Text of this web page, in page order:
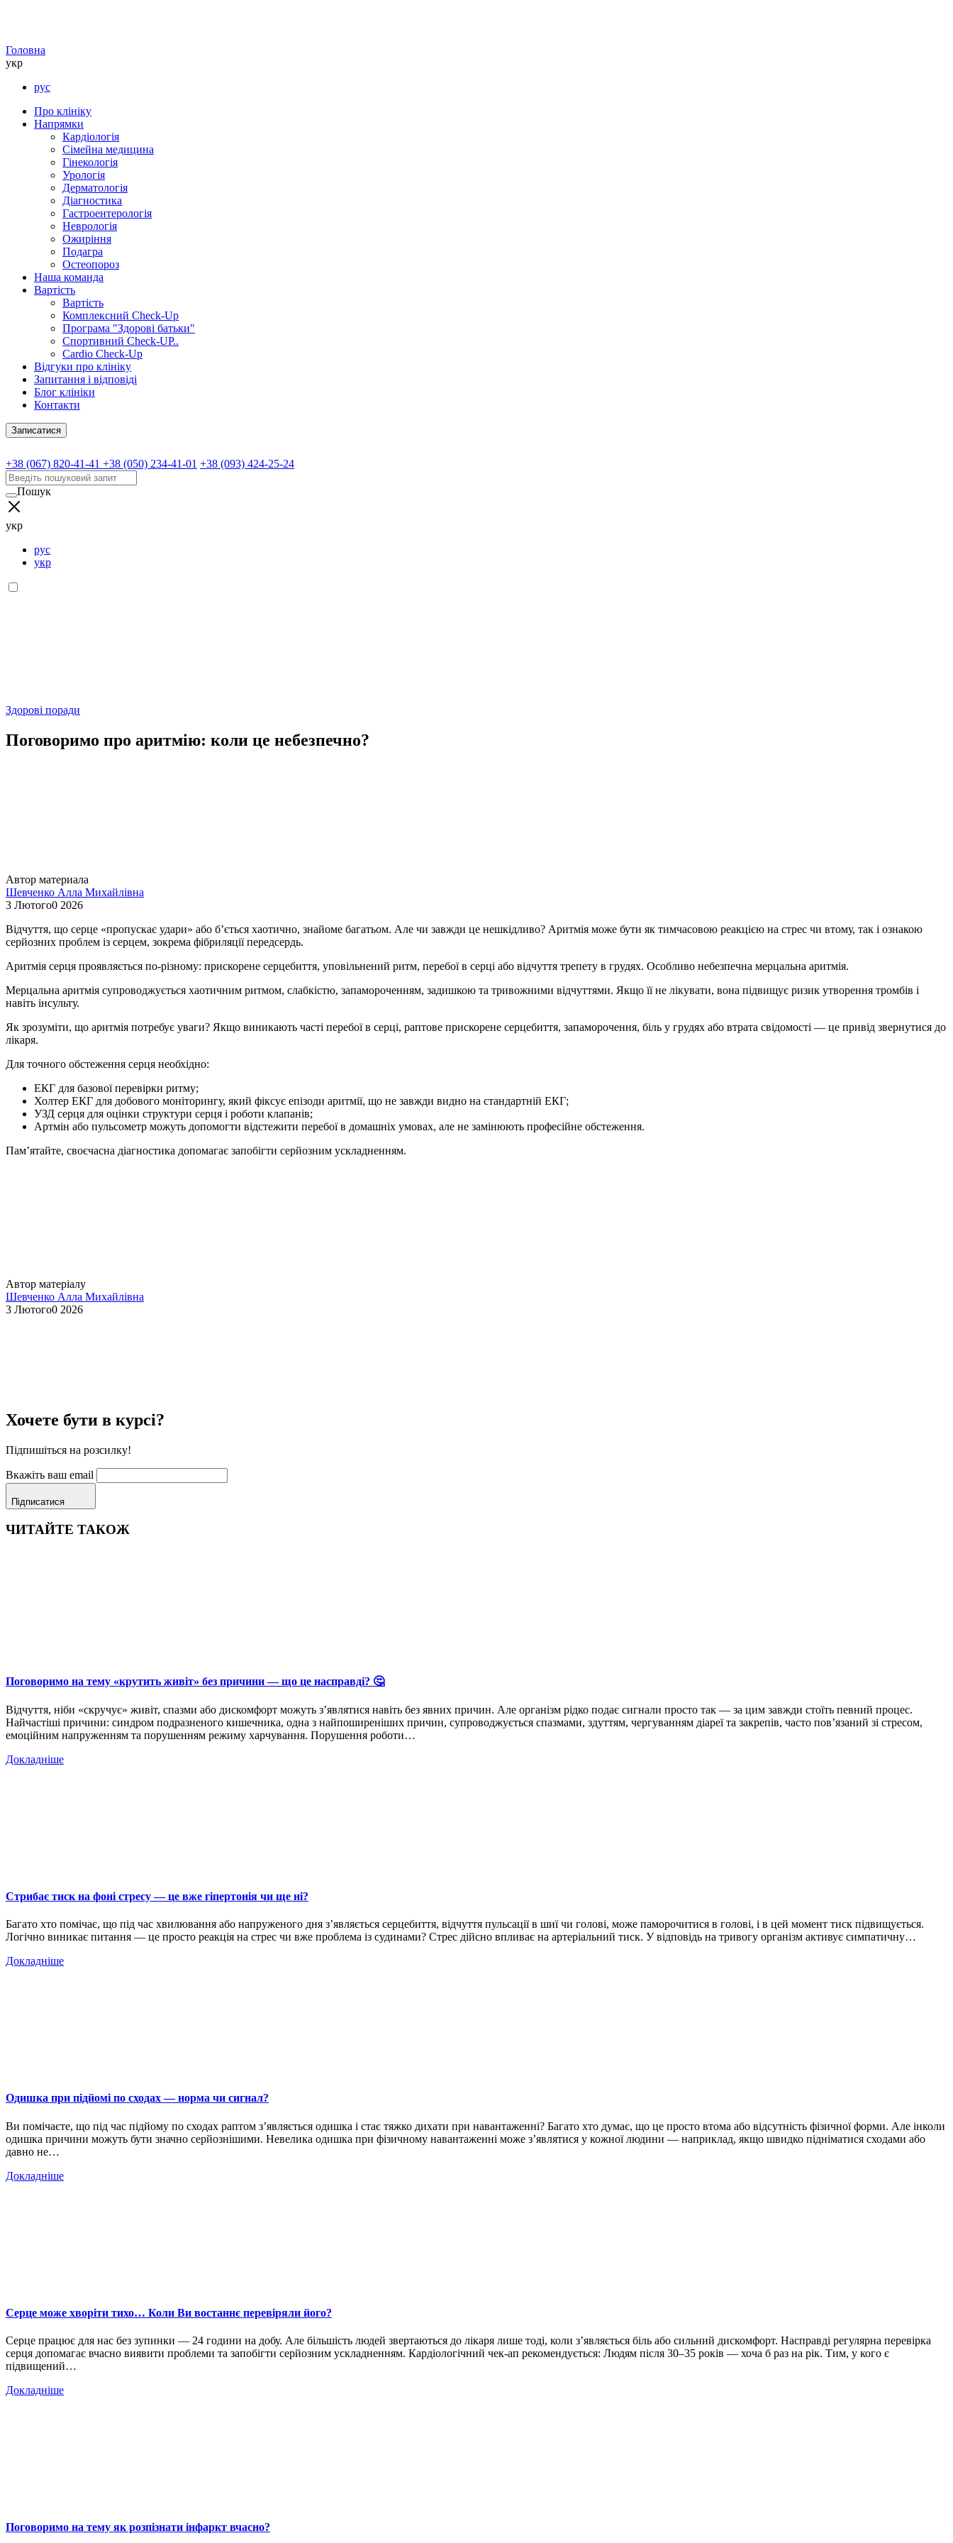
Головна
укр
рус
Про клініку
Напрямки
Кардіологія
Сімейна медицина
Гінекологія
Урологія
Дерматологія
Діагностика
Гастроентерологія
Неврологія
Ожиріння
Подагра
Остеопороз
Наша команда
Вартість
Вартість
Комплексний Check-Up
Програма "Здорові батьки"
Спортивний Check-UP..
Cardio Check-Up
Відгуки про клініку
Запитання і відповіді
Блог клініки
Контакти
Записатися
+38 (067) 820-41-41 +38 (050) 234-41-01 +38 (093) 424-25-24
Пошук
укр
рус
укр
Здорові поради
Поговоримо про аритмію: коли це небезпечно?
Автор материала
Шевченко Алла Михайлівна
3 Лютого0 2026
Відчуття, що серце «пропускає удари» або б’ється хаотично, знайоме багатьом. Але чи завжди це нешкідливо? Аритмія може бути як тимчасовою реакцією на стрес чи втому, так і ознакою
серйозних проблем із серцем, зокрема фібриляції передсердь.
Аритмія серця проявляється по-різному: прискорене серцебиття, уповільнений ритм, перебої в серці або відчуття трепету в грудях. Особливо небезпечна мерцальна аритмія.
Мерцальна аритмія супроводжується хаотичним ритмом, слабкістю, запамороченням, задишкою та тривожними відчуттями. Якщо її не лікувати, вона підвищує ризик утворення тромбів і
навіть інсульту.
Як зрозуміти, що аритмія потребує уваги? Якщо виникають часті перебої в серці, раптове прискорене серцебиття, запаморочення, біль у грудях або втрата свідомості — це привід звернутися до
лікаря.
Для точного обстеження серця необхідно:
ЕКГ для базової перевірки ритму;
Холтер ЕКГ для добового моніторингу, який фіксує епізоди аритмії, що не завжди видно на стандартній ЕКГ;
УЗД серця для оцінки структури серця і роботи клапанів;
Артмін або пульсометр можуть допомогти відстежити перебої в домашніх умовах, але не замінюють професійне обстеження.
Пам’ятайте, своєчасна діагностика допомагає запобігти серйозним ускладненням.
Автор матеріалу
Шевченко Алла Михайлівна
3 Лютого0 2026
Хочете бути в курсі?
Підпишіться на розсилку!
Вкажіть ваш email
Підписатися
ЧИТАЙТЕ ТАКОЖ
Поговоримо на тему «крутить живіт» без причини — що це насправді? 🤔
Відчуття, ніби «скручує» живіт, спазми або дискомфорт можуть з’являтися навіть без явних причин. Але організм рідко подає сигнали просто так — за цим завжди стоїть певний процес.
Найчастіші причини: синдром подразненого кишечника, одна з найпоширеніших причин, супроводжується спазмами, здуттям, чергуванням діареї та закрепів, часто пов’язаний зі стресом,
емоційним напруженням та порушенням режиму харчування. Порушення роботи…
Докладніше
Стрибає тиск на фоні стресу — це вже гіпертонія чи ще ні?
Багато хто помічає, що під час хвилювання або напруженого дня з’являється серцебиття, відчуття пульсації в шиї чи голові, може паморочитися в голові, і в цей момент тиск підвищується.
Логічно виникає питання — це просто реакція на стрес чи вже проблема із судинами? Стрес дійсно впливає на артеріальний тиск. У відповідь на тривогу організм активує симпатичну…
Докладніше
Одишка при підйомі по сходах — норма чи сигнал?
Ви помічаєте, що під час підйому по сходах раптом з’являється одишка і стає тяжко дихати при навантаженні? Багато хто думає, що це просто втома або відсутність фізичної форми. Але інколи
одишка причини можуть бути значно серйознішими. Невелика одишка при фізичному навантаженні може з’являтися у кожної людини — наприклад, якщо швидко підніматися сходами або
давно не…
Докладніше
Серце може хворіти тихо… Коли Ви востаннє перевіряли його?
Серце працює для нас без зупинки — 24 години на добу. Але більшість людей звертаються до лікаря лише тоді, коли з’являється біль або сильний дискомфорт. Насправді регулярна перевірка
серця допомагає вчасно виявити проблеми та запобігти серйозним ускладненням. Кардіологічний чек-ап рекомендується: Людям після 30–35 років — хоча б раз на рік. Тим, у кого є
підвищений…
Докладніше
Поговоримо на тему як розпізнати інфаркт вчасно?